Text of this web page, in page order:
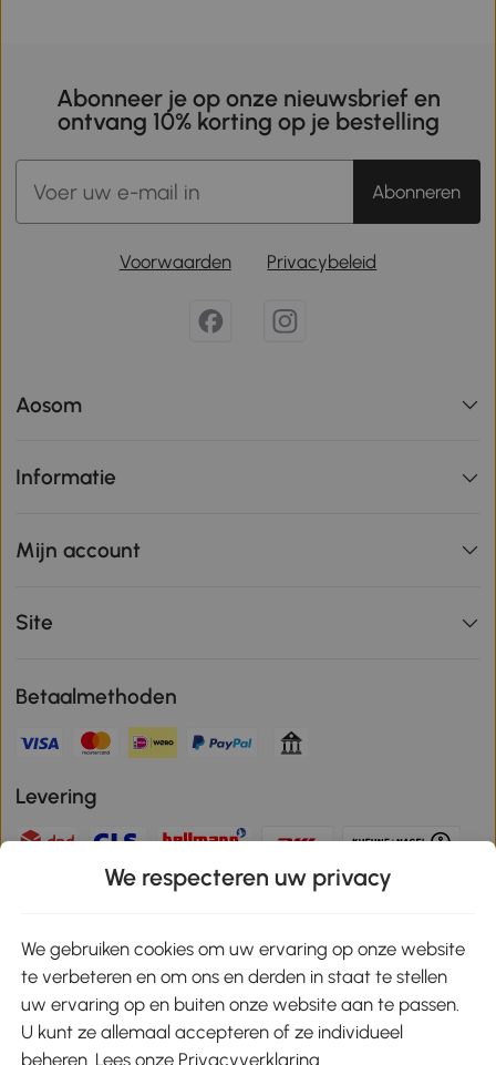
Abonneer je op onze nieuwsbrief en
ontvang 10% korting op je bestelling
Abonneren
Voorwaarden Privacybeleid
Aosom
Informatie
Mijn account
Site
Betaalmethoden
Levering
Veilige betaling
Download de app en ontvang 10% korting!
Google Play
We respecteren uw privacy
We gebruiken cookies om uw ervaring op onze website
te verbeteren en om ons en derden in staat te stellen
uw ervaring op en buiten onze website aan te passen.
U kunt ze allemaal accepteren of ze individueel
beheren. Lees onze Privacyverklaring.